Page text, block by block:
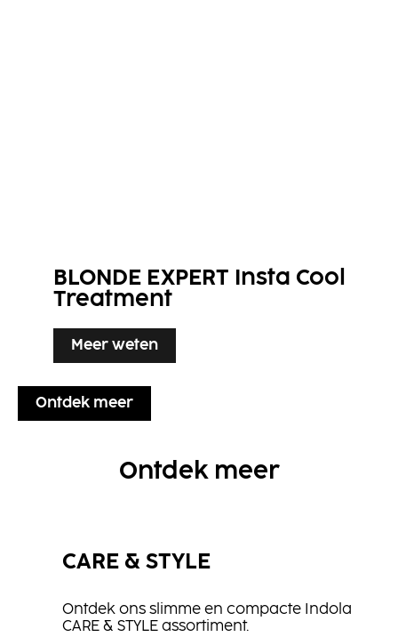
BLONDE EXPERT Insta Cool
Treatment
Meer weten
Ontdek meer
Ontdek meer
CARE & STYLE
Ontdek ons slimme en compacte Indola
CARE & STYLE assortiment.